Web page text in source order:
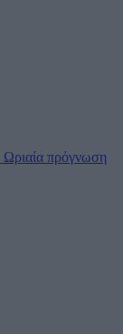
Ωριαία πρόγνωση